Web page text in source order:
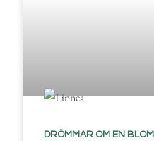
DRÖMMAR OM EN